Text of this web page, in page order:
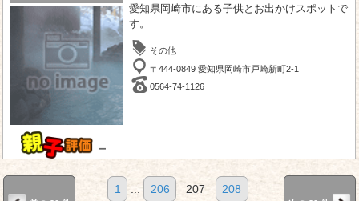
－
愛知県岡崎市にある子供とお出かけスポットで
す。
その他
〒444-0849 愛知県岡崎市戸崎新町2-1
0564-74-1126
1 206 207 208